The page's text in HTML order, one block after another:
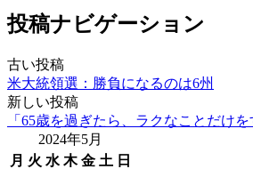
投稿ナビゲーション
古い投稿
米大統領選：勝負になるのは6州
新しい投稿
「65歳を過ぎたら、ラクなことだけを
2024年5月
月 火 水 木 金 土 日